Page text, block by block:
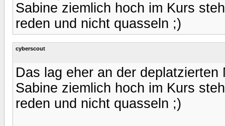
Sabine ziemlich hoch im Kurs
reden und nicht quasseln ;)
cyberscout
Das lag eher an der
Sabine ziemlich hoch im Kurs
reden und nicht quasseln ;)